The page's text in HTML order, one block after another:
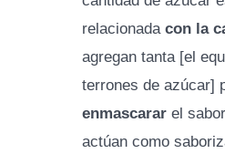
relacionadacon la
agregan tanta [el
terrones de azúcar]
enmascarar el
actúan como